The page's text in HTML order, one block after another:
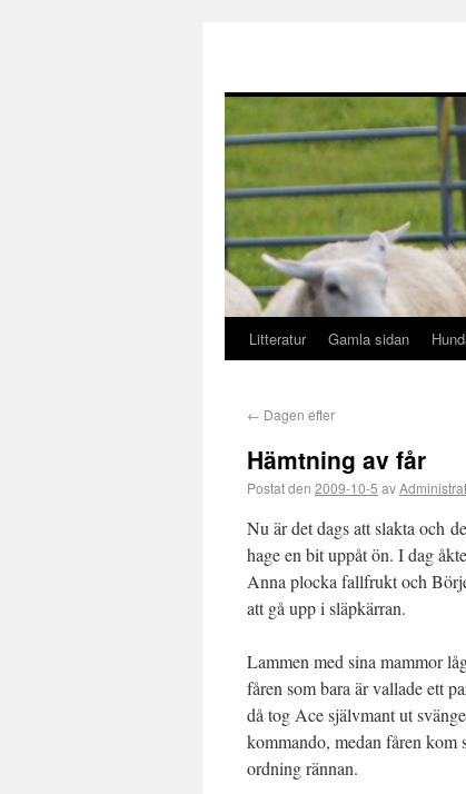
Litteratur Gamla sidan
← Dagen efter
Hämtning av får
Postat den 2009-10-5 av
Nu är det dags att slakta och
hage en bit uppåt ön. I dag
Anna plocka fallfrukt och
att gå upp i släpkärran.
Lammen med sina mammor
fåren som bara är vallade ett
då tog Ace självmant ut
kommando, medan fåren kom
ordning rännan.